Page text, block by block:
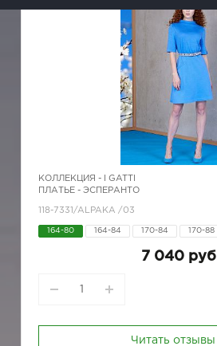
КОЛЛЕКЦИЯ -
I GATTI
ПЛАТЬЕ - ЭСПЕРАНТО
118-7331/ALPAKA /03
164-80 164-84 170-84 170-88
7 040 руб
Читать отзывы